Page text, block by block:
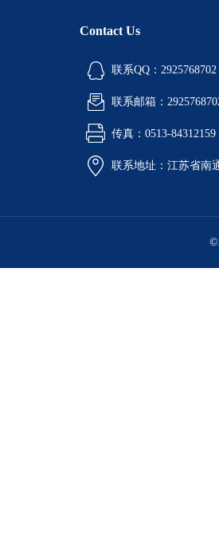
Contact Us
联系QQ：2925768702
联系邮箱：
传真：0513-84312159
联系地址：江苏省南